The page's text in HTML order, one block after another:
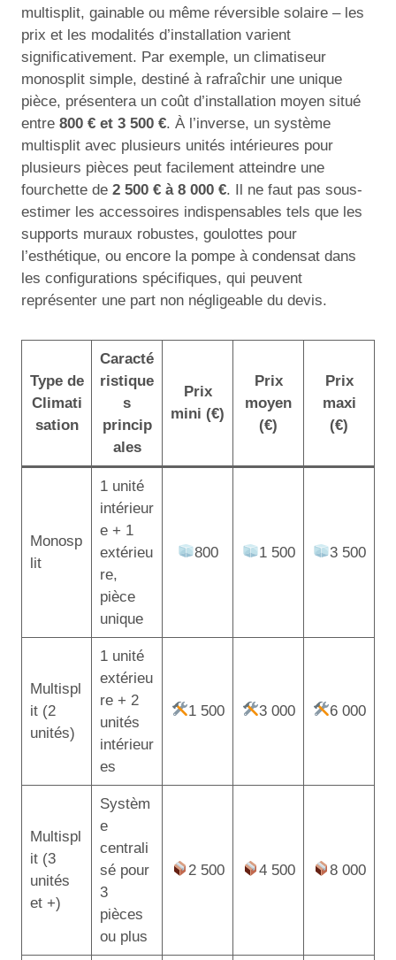
multisplit, gainable ou même réversible solaire – les
prix et les modalités d’installation varient
significativement. Par exemple, un climatiseur
monosplit simple, destiné à rafraîchir une unique
pièce, présentera un coût d’installation moyen situé
entre 800 € et 3 500 €. À l’inverse, un système
multisplit avec plusieurs unités intérieures pour
plusieurs pièces peut facilement atteindre une
fourchette de 2 500 € à 8 000 €. Il ne faut pas sous-
estimer les accessoires indispensables tels que les
supports muraux robustes, goulottes pour
l’esthétique, ou encore la pompe à condensat dans
les configurations spécifiques, qui peuvent
représenter une part non négligeable du devis.
Type de
Climati
sation
Caracté
ristique
s
princip
ales
Prix
mini (€)
Prix
moyen
(€)
Prix
maxi
(€)
Monosp
lit
1 unité
intérieur
e + 1
extérieu
re,
pièce
unique
800 1 500 3 500
Multispl
it (2
unités)
1 unité
extérieu
re + 2
unités
intérieur
es
1 500 3 000 6 000
Multispl
it (3
unités
et +)
Systèm
e
centrali
sé pour
3
pièces
ou plus
2 500 4 500 8 000